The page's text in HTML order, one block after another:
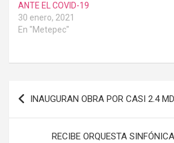
ANTE EL COVID-19
30 enero, 2021
En "Metepec"
Navegación
de
entradas
INAUGURAN OBRA POR CASI 2.4
RECIBE ORQUESTA